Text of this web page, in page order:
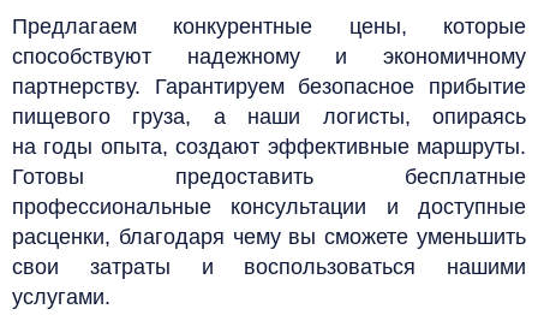
Предлагаем конкурентные цены, которые
способствуют надежному и экономичному
партнерству. Гарантируем безопасное прибытие
пищевого груза, а наши логисты, опираясь
на годы опыта, создают эффективные маршруты.
Готовы предоставить бесплатные
профессиональные консультации и доступные
расценки, благодаря чему вы сможете уменьшить
свои затраты и воспользоваться нашими
услугами.